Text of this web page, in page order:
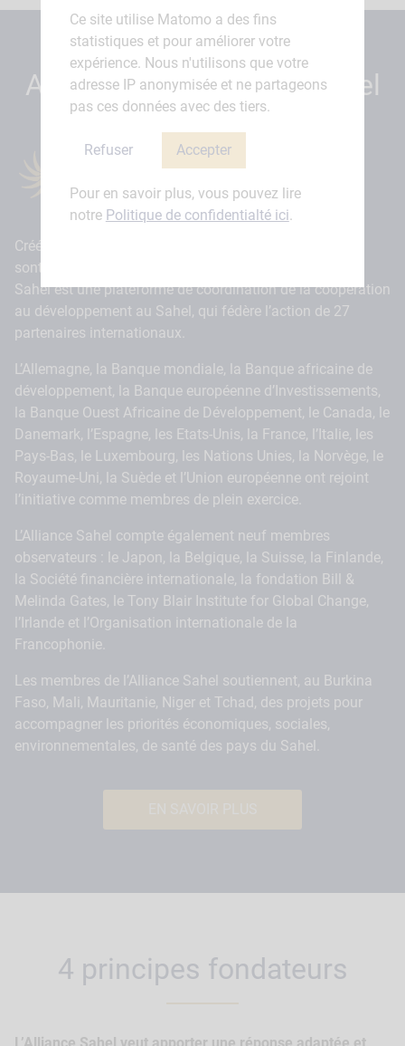
A propos de l’Alliance Sahel
Créée en 2017 en réponse aux défis multiples auxquels
sont confrontées les populations de la région, l’Alliance
Sahel est une plateforme de coordination de la coopération
au développement au Sahel, qui fédère l’action de 27
partenaires internationaux.
L’Allemagne, la Banque mondiale, la Banque africaine de
développement, la Banque européenne d’Investissements,
la Banque Ouest Africaine de Développement, le Canada, le
Danemark, l’Espagne, les Etats-Unis, la France, l’Italie, les
Pays-Bas, le Luxembourg, les Nations Unies, la Norvège, le
Royaume-Uni, la Suède et l’Union européenne ont rejoint
l’initiative comme membres de plein exercice.
L’Alliance Sahel compte également neuf membres
observateurs : le Japon, la Belgique, la Suisse, la Finlande,
la Société financière internationale, la fondation Bill &
Melinda Gates, le Tony Blair Institute for Global Change,
l’Irlande et l’Organisation internationale de la
Francophonie.
Les membres de l’Alliance Sahel soutiennent, au Burkina
Faso, Mali, Mauritanie, Niger et Tchad, des projets pour
accompagner les priorités économiques, sociales,
environnementales, de santé des pays du Sahel.
4 principes fondateurs
Ce site utilise Matomo a des fins
statistiques et pour améliorer votre
expérience. Nous n'utilisons que votre
adresse IP anonymisée et ne partageons
pas ces données avec des tiers.
Refuser Accepter
Pour en savoir plus, vous pouvez lire
notre Politique de confidentialté ici.